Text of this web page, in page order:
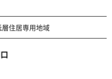
住居専用地域